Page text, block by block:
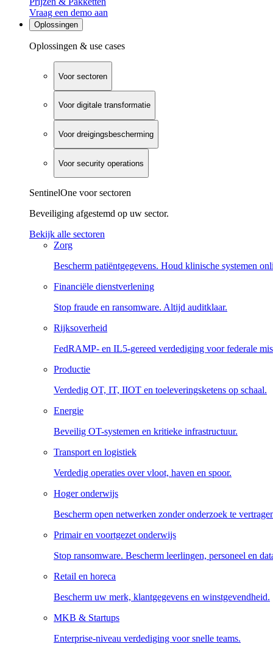
Vraag een demo aan
Oplossingen
Oplossingen & use cases
Voor sectoren
Voor digitale transformatie
Voor dreigingsbescherming
Voor security operations
SentinelOne voor sectoren
Beveiliging afgestemd op uw sector.
Bekijk alle sectoren
Zorg
Bescherm patiëntgegevens. Houd klinische systemen
Financiële dienstverlening
Stop fraude en ransomware. Altijd auditklaar.
Rijksoverheid
FedRAMP- en IL5-gereed verdediging voor federale
Productie
Verdedig OT, IT, IIOT en toeleveringsketens op schaal.
Energie
Beveilig OT-systemen en kritieke infrastructuur.
Transport en logistiek
Verdedig operaties over vloot, haven en spoor.
Hoger onderwijs
Bescherm open netwerken zonder onderzoek te
Primair en voortgezet onderwijs
Stop ransomware. Bescherm leerlingen, personeel en
Retail en horeca
Bescherm uw merk, klantgegevens en winstgevendheid.
MKB & Startups
Enterprise-niveau verdediging voor snelle teams.